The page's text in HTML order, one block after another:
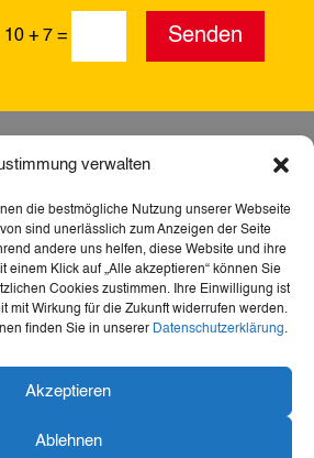
verwalten
die bestmögliche Nutzung unserer Webseite
sind unerlässlich zum Anzeigen der Seite
andere uns helfen, diese Website und ihre
einem Klick auf „Alle akzeptieren“ können Sie
Cookies zustimmen. Ihre Einwilligung ist
mit Wirkung für die Zukunft widerrufen werden.
finden Sie in unserer Datenschutzerklärung.
Akzeptieren
Ablehnen
10 + 7 = Senden
– für mehr Teilhabe,